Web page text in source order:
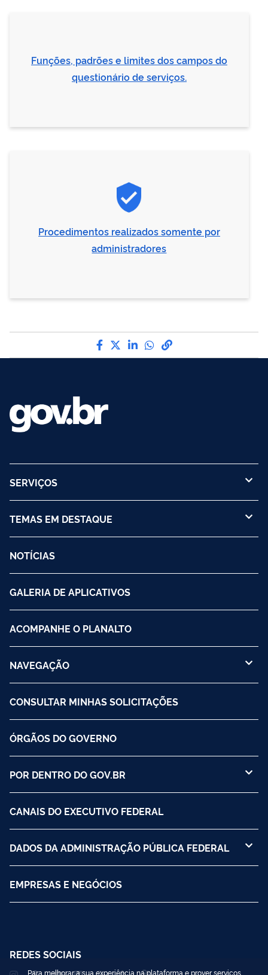
Funções, padrões e limites dos campos do
questionário de serviços.
Procedimentos realizados somente por
administradores
Compartilhe por Facebook
Compartilhe por Twitter
Compartilhe por
Compartilhe por
link para Copiar
SERVIÇOS
TEMAS EM DESTAQUE
NOTÍCIAS
GALERIA DE APLICATIVOS
ACOMPANHE O PLANALTO
NAVEGAÇÃO
CONSULTAR MINHAS SOLICITAÇÕES
ÓRGÃOS DO GOVERNO
POR DENTRO DO GOV.BR
CANAIS DO EXECUTIVO FEDERAL
DADOS DA ADMINISTRAÇÃO PÚBLICA FEDERAL
EMPRESAS E NEGÓCIOS
REDES SOCIAIS
Para melhorar a sua experiência na plataforma e prover serviços